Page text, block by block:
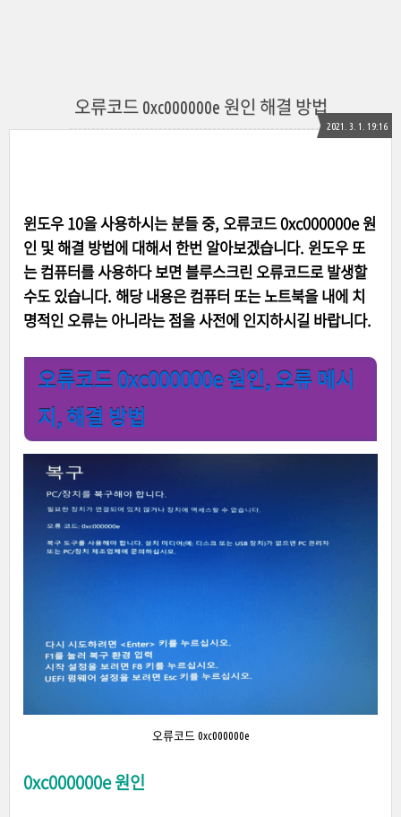
오류코드 0xc000000e 원인 해결 방법
2021. 3. 1. 19:16
윈도우 10을 사용하시는 분들 중, 오류코드 0xc000000e 원
인 및 해결 방법에 대해서 한번 알아보겠습니다. 윈도우 또
는 컴퓨터를 사용하다 보면 블루스크린 오류코드로 발생할
수도 있습니다. 해당 내용은 컴퓨터 또는 노트북을 내에 치
명적인 오류는 아니라는 점을 사전에 인지하시길 바랍니다.
오류코드 0xc000000e 원인, 오류 메시
지, 해결 방법
오류코드 0xc000000e
0xc000000e 원인